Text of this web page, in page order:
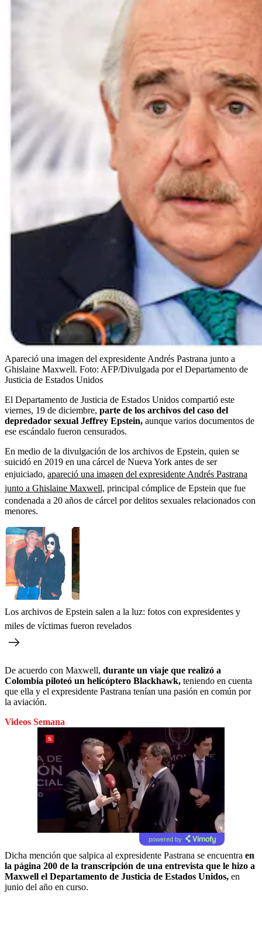
Apareció una imagen del expresidente Andrés Pastrana junto a
Ghislaine Maxwell. Foto: AFP/Divulgada por el Departamento de
Justicia de Estados Unidos
El Departamento de Justicia de Estados Unidos compartió este
viernes, 19 de diciembre, parte de los archivos del caso del
depredador sexual Jeffrey Epstein, aunque varios documentos de
ese escándalo fueron censurados.
En medio de la divulgación de los archivos de Epstein, quien se
suicidó en 2019 en una cárcel de Nueva York antes de ser
enjuiciado, apareció una imagen del expresidente Andrés Pastrana
junto a Ghislaine Maxwell, principal cómplice de Epstein que fue
condenada a 20 años de cárcel por delitos sexuales relacionados con
menores.
Los archivos de Epstein salen a la luz: fotos con expresidentes y
miles de víctimas fueron revelados
De acuerdo con Maxwell, durante un viaje que realizó a
Colombia piloteó un helicóptero Blackhawk, teniendo en cuenta
que ella y el expresidente Pastrana tenían una pasión en común por
la aviación.
Videos Semana
powered by
Dicha mención que salpica al expresidente Pastrana se encuentra en
la página 200 de la transcripción de una entrevista que le hizo a
Maxwell el Departamento de Justicia de Estados Unidos, en
junio del año en curso.